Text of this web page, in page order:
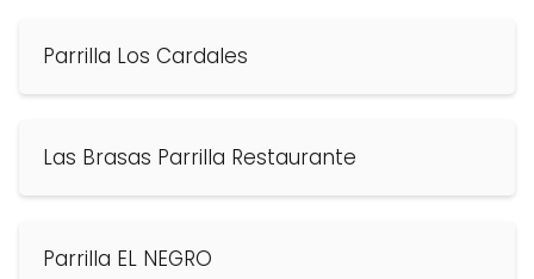
Parrilla Los Cardales
Las Brasas Parrilla Restaurante
Parrilla EL NEGRO